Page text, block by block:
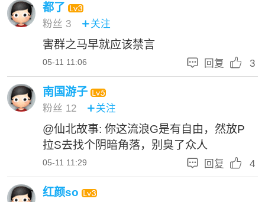
都了
粉丝 3 关注
害群之马早就应该禁言
05-11 11:06  回复  3
南国游子
粉丝 12 关注
@仙北故事: 你这流浪G是有自由，然放P
拉S去找个阴暗角落，别臭了众人
05-11 11:29  回复  4
红颜so